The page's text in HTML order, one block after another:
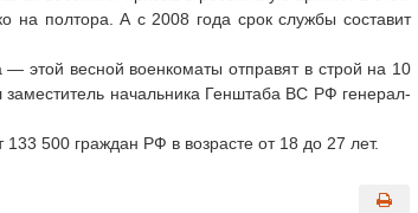
на полтора. А с 2008 года срок службы составит
этой весной военкоматы отправят в строй на 10
начальника Генштаба ВС РФ генерал-
500 граждан РФ в возрасте от 18 до 27 лет.